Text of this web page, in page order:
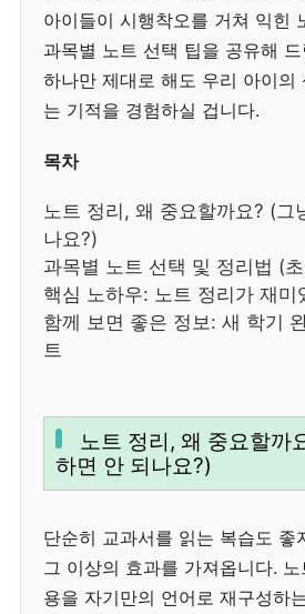
아이들이 시행착오를 거쳐 익힌
과목별 노트 선택 팁을 공유해
하나만 제대로 해도 우리 아이의
는 기적을 경험하실 겁니다.
목차
노트 정리, 왜 중요할까요? (그
나요?)
과목별 노트 선택 및 정리법 (
핵심 노하우: 노트 정리가 재미
함께 보면 좋은 정보: 새 학기
트
노트 정리, 왜 중요할까
하면 안 되나요?)
단순히 교과서를 읽는 복습도 좋
그 이상의 효과를 가져옵니다.
용을 자기만의 언어로 재구성하